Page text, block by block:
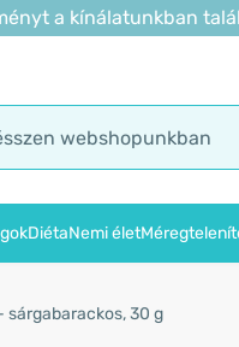
a kínálatunkban
DiétaNemi élet
sárgabarackos, 30 g